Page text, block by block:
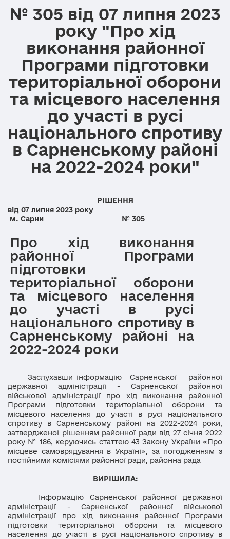
№ 305 від 07 липня 2023
року "Про хід
виконання районної
Програми підготовки
територіальної оборони
та місцевого населення
до участі в русі
національного спротиву
в Сарненському районі
на 2022-2024 роки"
РІШЕННЯ
від 07 липня 2023 року
м. Сарни № 305
Про хід виконання
районної Програми
підготовки
територіальної оборони
та місцевого населення
до участі в русі
національного спротиву в
Сарненському районі на
2022-2024 роки
Заслухавши інформацію Сарненської районної
державної адміністрації - Сарненської районної
військової адміністрації про хід виконання районної
Програми підготовки територіальної оборони та
місцевого населення до участі в русі національного
спротиву в Сарненському районі на 2022-2024 роки,
затвердженої рішенням районної ради від 27 січня 2022
року № 186, керуючись статтею 43 Закону України «Про
місцеве самоврядування в Україні», за погодженням з
постійними комісіями районної ради, районна рада
ВИРІШИЛА:
Інформацію Сарненської районної державної
адміністрації - Сарненської районної військової
адміністрації про хід виконання районної Програми
підготовки територіальної оборони та місцевого
населення до участі в русі національного спротиву в